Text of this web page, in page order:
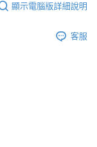
顯示電腦版詳細說明
客服